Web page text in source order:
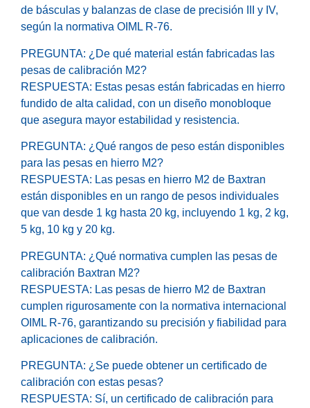
de básculas y balanzas de clase de precisión III y IV,
según la normativa OIML R-76.
PREGUNTA: ¿De qué material están fabricadas las
pesas de calibración M2?
RESPUESTA: Estas pesas están fabricadas en hierro
fundido de alta calidad, con un diseño monobloque
que asegura mayor estabilidad y resistencia.
PREGUNTA: ¿Qué rangos de peso están disponibles
para las pesas en hierro M2?
RESPUESTA: Las pesas en hierro M2 de Baxtran
están disponibles en un rango de pesos individuales
que van desde 1 kg hasta 20 kg, incluyendo 1 kg, 2 kg,
5 kg, 10 kg y 20 kg.
PREGUNTA: ¿Qué normativa cumplen las pesas de
calibración Baxtran M2?
RESPUESTA: Las pesas de hierro M2 de Baxtran
cumplen rigurosamente con la normativa internacional
OIML R-76, garantizando su precisión y fiabilidad para
aplicaciones de calibración.
PREGUNTA: ¿Se puede obtener un certificado de
calibración con estas pesas?
RESPUESTA: Sí, un certificado de calibración para